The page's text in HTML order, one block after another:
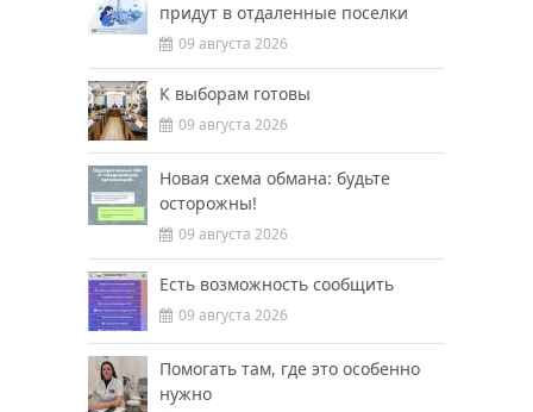
придут в отдаленные поселки
09 августа 2026
К выборам готовы
09 августа 2026
Новая схема обмана: будьте
осторожны!
09 августа 2026
Есть возможность сообщить
09 августа 2026
Помогать там, где это особенно
нужно